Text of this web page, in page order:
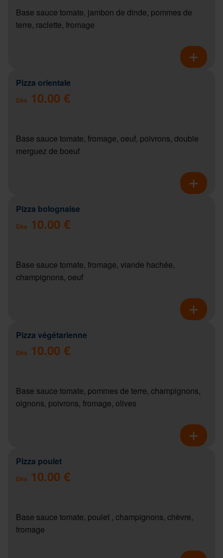
Base sauce tomate, jambon de dinde, pommes de
terre, raclette, fromage
Pizza orientale
Dès 10.00 €
Base sauce tomate, fromage, oeuf, poivrons, double
merguez de boeuf
Pizza bolognaise
Dès 10.00 €
Base sauce tomate, fromage, viande hachée,
champignons, oeuf
Pizza végétarienne
Dès 10.00 €
Base sauce tomate, pommes de terre, champignons,
oignons, poivrons, fromage, olives
Pizza poulet
Dès 10.00 €
Base sauce tomate, poulet , champignons, chèvre,
fromage